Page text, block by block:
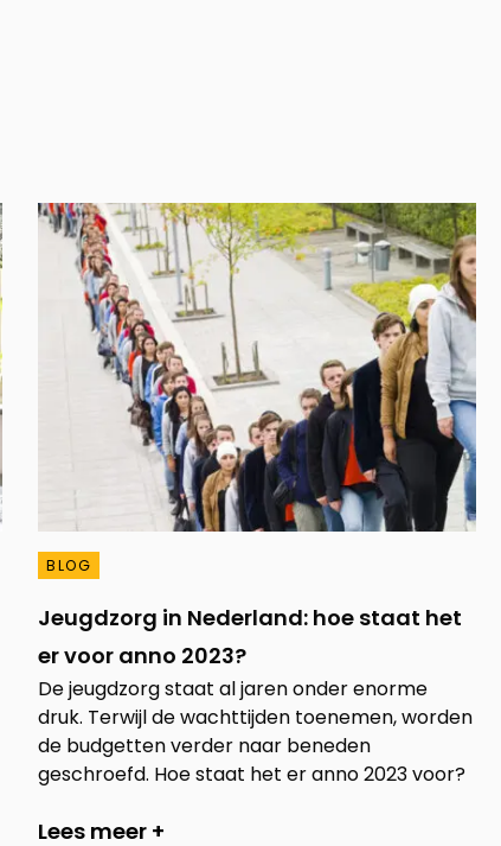
BLOG
Jeugdzorg in Nederland: hoe staat het
er voor anno 2023?
De jeugdzorg staat al jaren onder enorme
druk. Terwijl de wachttijden toenemen, worden
de budgetten verder naar beneden
geschroefd. Hoe staat het er anno 2023 voor?
Lees meer +